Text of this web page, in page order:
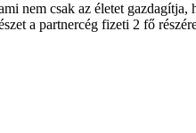
nem csak az életet gazdagítja,
a partnercég fizeti 2 fő